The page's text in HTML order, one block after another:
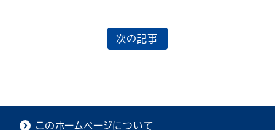
次の記事
このホームページについて